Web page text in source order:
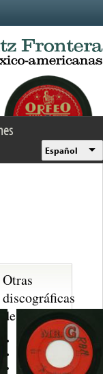
Español
Otras
discográficas
de nota ...
SAS
Dimex
Freddie